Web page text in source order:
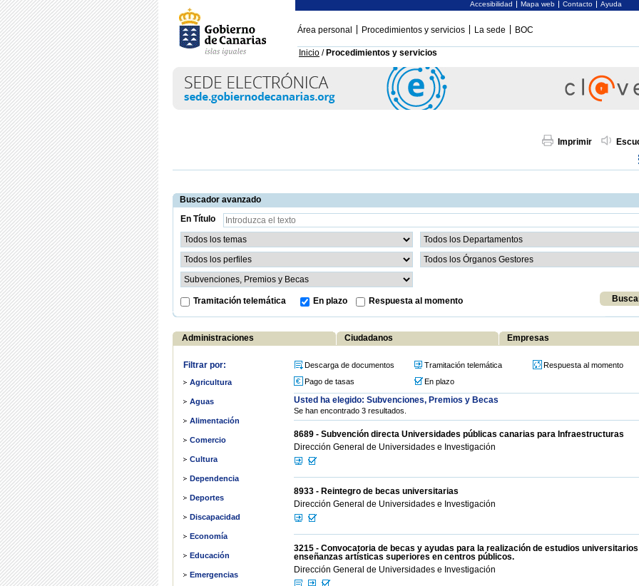
Accesibilidad Mapa web Contacto Ayuda
Área personal Procedimientos y servicios La sede BOC
Inicio / Procedimientos y servicios
Imprimir
Buscador avanzado
En Título
Tramitación telemática En plazo Respuesta al momento
Administraciones Ciudadanos Empresas
Filtrar por:
Agricultura
Aguas
Alimentación
Comercio
Cultura
Dependencia
Deportes
Discapacidad
Economía
Educación
Emergencias
Descarga de documentos Tramitación telemática
Respuesta al momento
Pago de tasas
En plazo
Usted ha elegido: Subvenciones, Premios y Becas
Se han encontrado 3 resultados.
8689 - Subvención directa Universidades públicas canarias para Infraestructuras
Dirección General de Universidades e Investigación
8933 - Reintegro de becas universitarias
Dirección General de Universidades e Investigación
3215 - Convocatoria de becas y ayudas para la realización de estudios
enseñanzas artísticas superiores en centros públicos.
Dirección General de Universidades e Investigación